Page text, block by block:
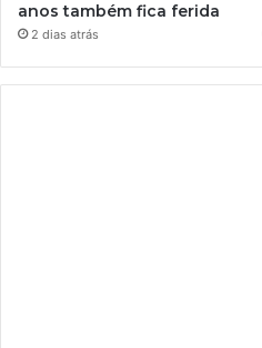
anos também fica ferida
2 dias atrás